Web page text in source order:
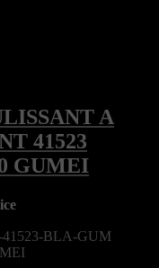
41523-BLA-GUM